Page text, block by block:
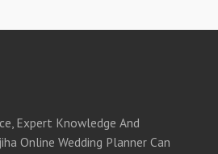
Expert Knowledge And
Online Wedding Planner Can